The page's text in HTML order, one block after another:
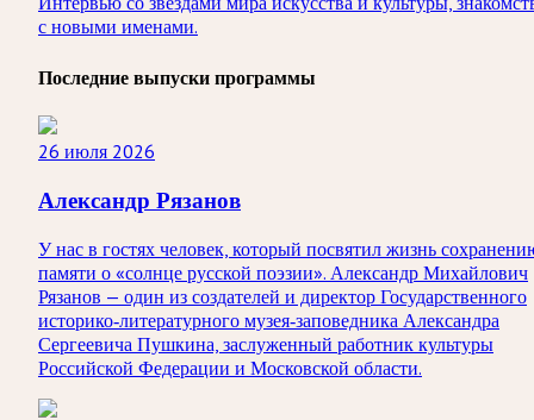
с новыми именами.
Последние выпуски программы
26 июля 2026
Александр Рязанов
У нас в гостях человек, который посвятил жизнь
памяти о «солнце русской поэзии». Александр Михайлович
Рязанов — один из создателей и директор Государственного
историко‑литературного музея‑заповедника Александра
Сергеевича Пушкина, заслуженный работник культуры
Российской Федерации и Московской области.